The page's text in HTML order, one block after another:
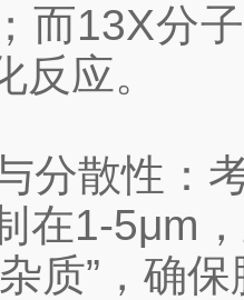
而13X分
反应。
散性：考
在1-5μm
质”，确